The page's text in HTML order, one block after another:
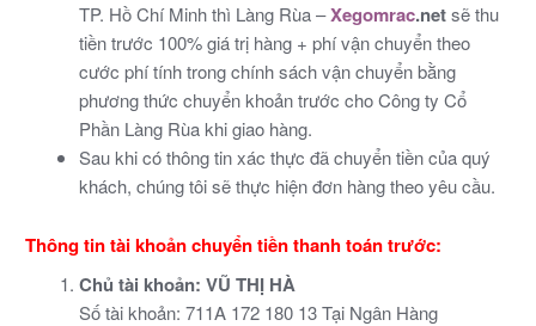
TP. Hồ Chí Minh thì Làng Rùa –Xegomrac.netsẽ thu
tiền trước 100% giá trị hàng + phí vận chuyển theo
cước phí tính trong chính sách vận chuyển bằng
phương thức chuyển khoản trước cho Công ty Cổ
Phần Làng Rùa khi giao hàng.
Sau khi có thông tin xác thực đã chuyển tiền của quý
khách, chúng tôi sẽ thực hiện đơn hàng theo yêu cầu.
Thông tin tài khoản chuyển tiền thanh toán trước:
Chủ tài khoản: VŨ THỊ HÀ
Số tài khoản: 711A 172 180 13 Tại Ngân Hàng